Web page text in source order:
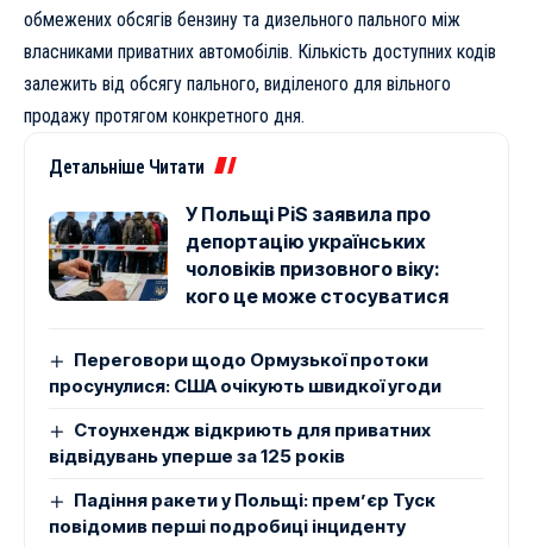
обмежених обсягів бензину та дизельного пального між
власниками приватних автомобілів. Кількість доступних кодів
залежить від обсягу пального, виділеного для вільного
продажу протягом конкретного дня.
Детальніше Читати
У Польщі PiS заявила про
депортацію українських
чоловіків призовного віку:
кого це може стосуватися
Переговори щодо Ормузької протоки
просунулися: США очікують швидкої угоди
Стоунхендж відкриють для приватних
відвідувань уперше за 125 років
Падіння ракети у Польщі: прем’єр Туск
повідомив перші подробиці інциденту